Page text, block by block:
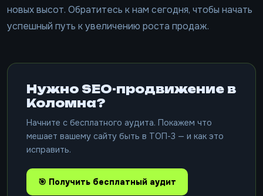
новых высот. Обратитесь к нам сегодня, чтобы начать
успешный путь к увеличению роста продаж.
Нужно SEO-продвижение в
Коломна?
Начните с бесплатного аудита. Покажем что
мешает вашему сайту быть в ТОП-3 — и как это
исправить.
🎯 Получить бесплатный аудит